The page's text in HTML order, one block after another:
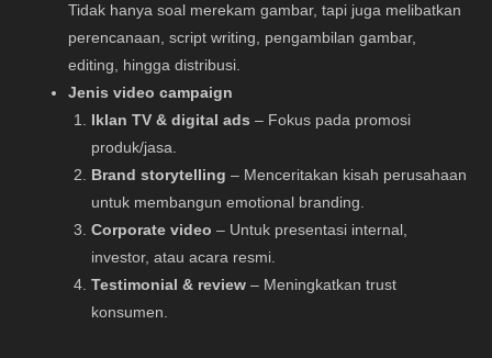
Tidak hanya soal merekam gambar, tapi juga melibatkan
perencanaan, script writing, pengambilan gambar,
editing, hingga distribusi.
Jenis video campaign
Iklan TV & digital ads – Fokus pada promosi
produk/jasa.
Brand storytelling – Menceritakan kisah perusahaan
untuk membangun emotional branding.
Corporate video – Untuk presentasi internal,
investor, atau acara resmi.
Testimonial & review– Meningkatkan trust
konsumen.